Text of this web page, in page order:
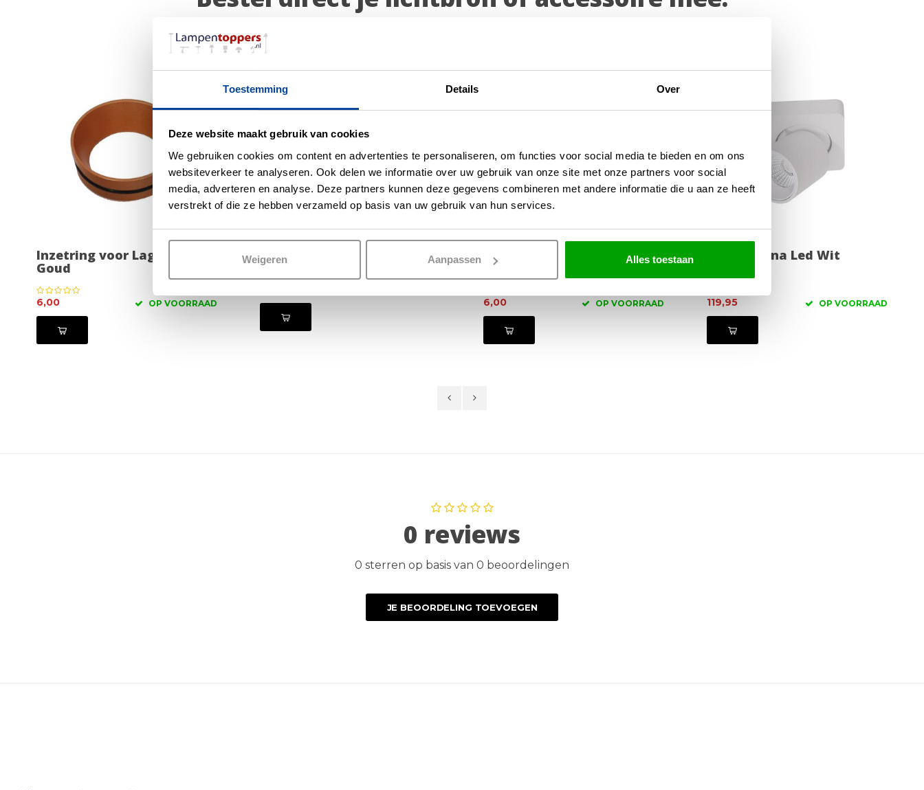
Toestemming Details Over
Deze website maakt gebruik van cookies
We gebruiken cookies om content en advertenties te personaliseren, om functies voor social media te bieden en om ons
websiteverkeer te analyseren. Ook delen we informatie over uw gebruik van onze site met onze partners voor social
media, adverteren en analyse. Deze partners kunnen deze gegevens combineren met andere informatie die u aan ze heeft
verstrekt of die ze hebben verzameld op basis van uw gebruik van hun services.
Weigeren Aanpassen Alles toestaan
Inzetring voor Laguna Rose
Goud
6,00 OP VOORRAAD
Inzetring voor Laguna Grijs Inzetring voor Laguna
Zwart
6,00 OP VOORRAAD
Spot Laguna Led Wit
119,95 OP VOORRAAD
0 reviews
0 sterren op basis van 0 beoordelingen
JE BEOORDELING TOEVOEGEN